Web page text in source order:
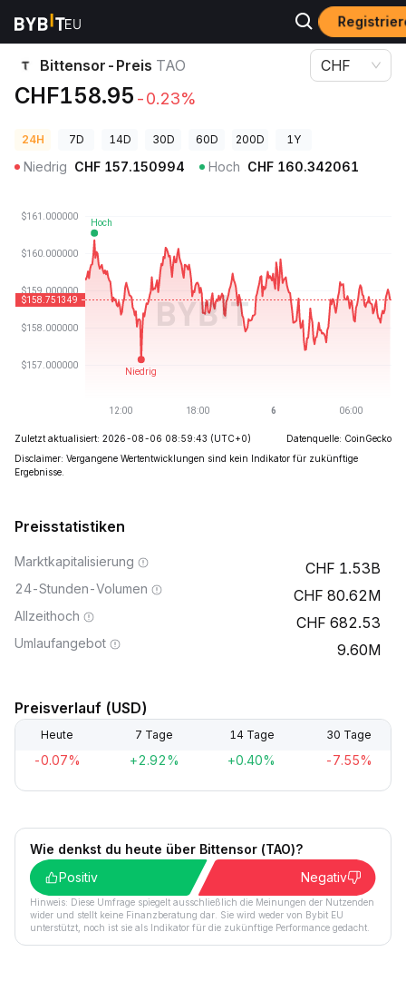
Krypto-Preise
Bittensor-Preis TAO
CHF158.95 -0.23%
CHF
24H 7D 14D 30D 60D 200D 1Y
Niedrig CHF 157.150994 Hoch CHF 160.342061
Zuletzt aktualisiert: 2026-08-06 08:59:43 (UTC+0)
Datenquelle: CoinGecko
Disclaimer: Vergangene Wertentwicklungen sind kein Indikator für zukünftige
Ergebnisse.
Preisstatistiken
Marktkapitalisierung 1.53B
24-Stunden-Volumen 80.62M
Allzeithoch 682.53
Umlaufangebot 9.60M
Preisverlauf (USD)
Heute 7 Tage 14 Tage 30 Tage
-0.07% +2.92% +0.40% -7.55%
Wie denkst du heute über Bittensor (TAO)?
Positiv
Negativ
Hinweis: Diese Umfrage spiegelt ausschließlich die Meinungen der Nutzenden
wider und stellt keine Finanzberatung dar. Sie wird weder von Bybit EU
unterstützt, noch ist sie als Indikator für die zukünftige Performance gedacht.